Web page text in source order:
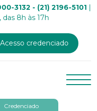
3132 - (21) 2196-5101 |
8h às 17h
Acesso credenciado
Credenciado